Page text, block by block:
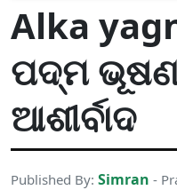
Alka
ପଦ୍ମ
ଆଶୀର୍ବାଦ
Published By: Simran -